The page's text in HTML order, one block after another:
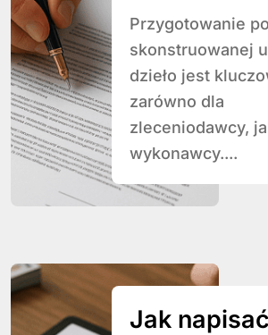
Przygotowanie poprawnie
skonstruowanej
dzieło jest
zarówno dla
zleceniodawcy,
wykonawcy....
Jak napisać